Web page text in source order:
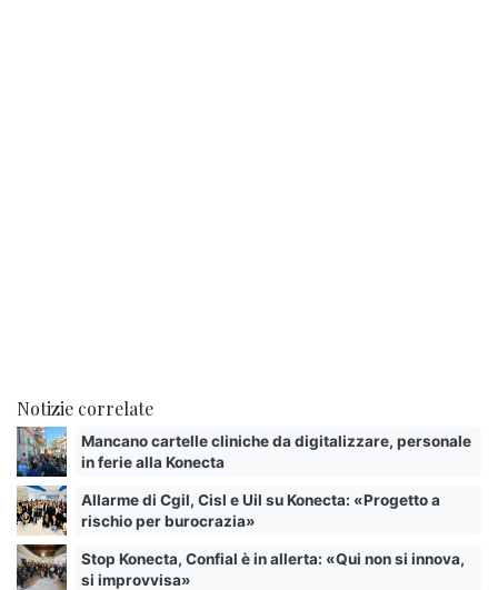
Notizie correlate
Mancano cartelle cliniche da digitalizzare, personale
in ferie alla Konecta
Allarme di Cgil, Cisl e Uil su Konecta: «Progetto a
rischio per burocrazia»
Stop Konecta, Confial è in allerta: «Qui non si innova,
si improvvisa»